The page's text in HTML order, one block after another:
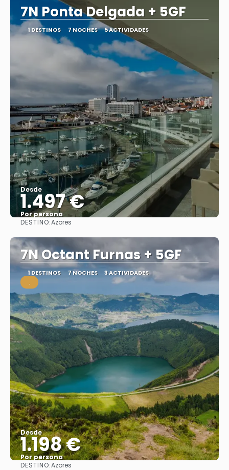
7N Ponta Delgada + 5GF
1 DESTINOS 7 NOCHES 5 ACTIVIDADES
Desde
1.497 €
Por persona
DESTINO:Azores
7N Octant Furnas + 5GF
1 DESTINOS 7 NOCHES 3 ACTIVIDADES
.
Desde
1.198 €
Por persona
DESTINO:Azores